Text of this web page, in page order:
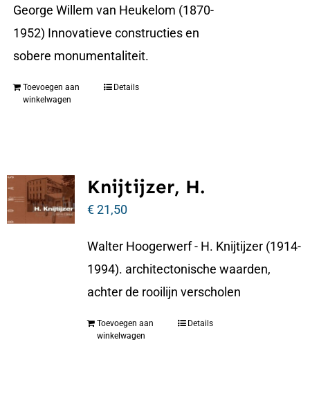
George Willem van Heukelom (1870-
1952) Innovatieve constructies en
sobere monumentaliteit.
Toevoegen aan
winkelwagen
Details
Knijtijzer, H.
€21,50
Walter Hoogerwerf - H. Knijtijzer (1914-
1994). architectonische waarden,
achter de rooilijn verscholen
Toevoegen aan
winkelwagen
Details